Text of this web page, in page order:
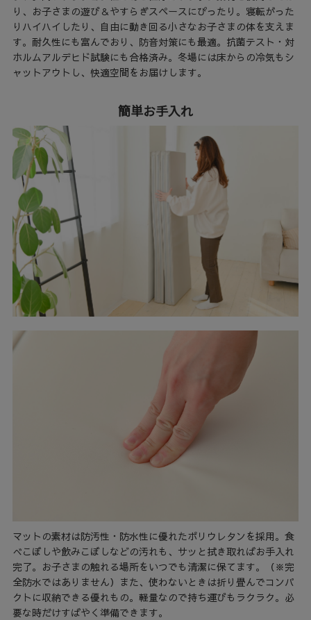
り、お子さまの遊び＆やすらぎスペースにぴったり。寝転がった
りハイハイしたり、自由に動き回る小さなお子さまの体を支えま
す。耐久性にも富んでおり、防音対策にも最適。抗菌テスト・対
ホルムアルデヒド試験にも合格済み。冬場には床からの冷気もシ
ャットアウトし、快適空間をお届けします。
簡単お手入れ
マットの素材は防汚性・防水性に優れたポリウレタンを採用。食
べこぼしや飲みこぼしなどの汚れも、サッと拭き取ればお手入れ
完了。お子さまの触れる場所をいつでも清潔に保てます。（※完
全防水ではありません）また、使わないときは折り畳んでコンパ
クトに収納できる優れもの。軽量なので持ち運びもラクラク。必
要な時だけすばやく準備できます。